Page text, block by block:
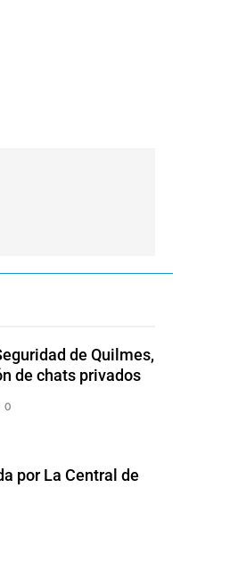
de Quilmes,
de chats privados
0
por La Central de